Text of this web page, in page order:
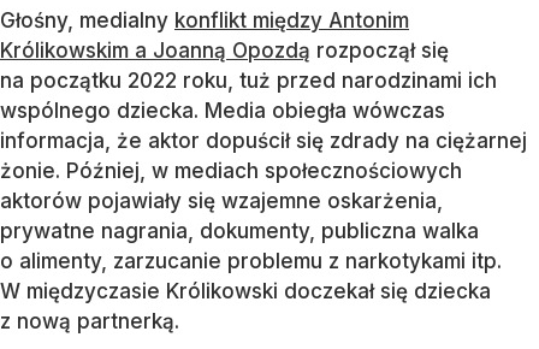
Głośny, medialny konflikt między Antonim
Królikowskim a Joanną Opozdą rozpoczął się
na początku 2022 roku, tuż przed narodzinami ich
wspólnego dziecka. Media obiegła wówczas
informacja, że aktor dopuścił się zdrady na ciężarnej
żonie. Później, w mediach społecznościowych
aktorów pojawiały się wzajemne oskarżenia,
prywatne nagrania, dokumenty, publiczna walka
o alimenty, zarzucanie problemu z narkotykami itp.
W międzyczasie Królikowski doczekał się dziecka
z nową partnerką.